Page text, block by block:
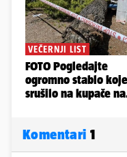
Komentari 1